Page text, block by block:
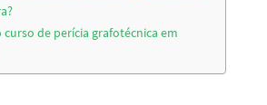
curso de perícia grafotécnica em